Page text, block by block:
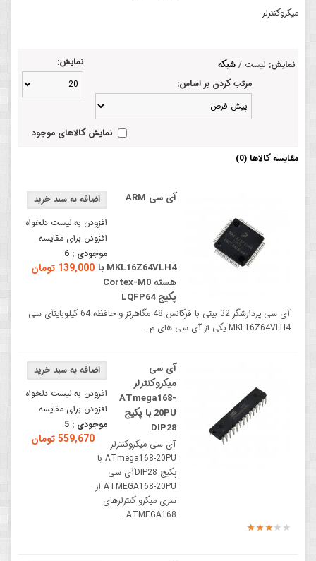
میکروکنترلر
نمایش: لیست / شبکه
نمایش:
مرتب کردن بر اساس:
نمایش کالاهای موجود
مقایسه کالاها (0)
افزودن به لیست دلخواه
افزودن برای مقایسه
موجودی : 6
139,000 تومان
آی سی ARM
MKL16Z64VLH4 با
هسته Cortex-M0
پکیج LQFP64
آی سی پردازشگر 32 بیتی با فرکانس 48 مگاهرتز و حافظه 64 کیلوبایتآی سی
MKL16Z64VLH4 یکی از آی سی های م..
افزودن به لیست دلخواه
افزودن برای مقایسه
موجودی : 5
559,670 تومان
آی سی
میکروکنترلر
ATmega168-
20PU با پکیج
DIP28
آی سی میکروکنترلر
ATmega168-20PU با
پکیج DIP28آی سی
ATMEGA168-20PU از
سری میکرو کنترلرهای
ATMEGA168 ..